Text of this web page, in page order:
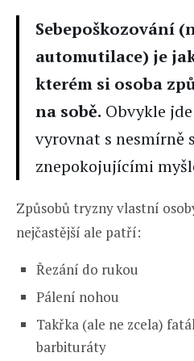
Sebepoškozování
automutilace) je
kterém si osoba
na sobě. Obvykle
vyrovnat s nesmírně
znepokojujícími
Způsobů tryzny vlastní
nejčastější ale patří:
Řezání do rukou
Pálení nohou
Takřka (ale ne zcela)
barbituráty